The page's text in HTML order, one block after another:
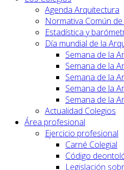
Agenda Arquitectura
Normativa Común
Estadística y
Día mundial de la
Semana de la
Semana de la
Semana de la
Semana de la
Semana de la
Actualidad Colegios
Área profesional
Ejercicio profesional
Carné Colegial
Código
Legislación